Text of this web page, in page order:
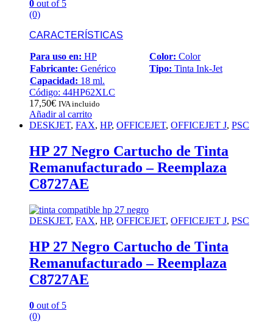
0 out of 5
(0)
CARACTERÍSTICAS
Para uso en: HP Color: Color
Fabricante: Genérico Tipo: Tinta Ink-Jet
Capacidad: 18 ml.
Código: 44HP62XLC
17,50€ IVA incluido
Añadir al carrito
DESKJET, FAX, HP, OFFICEJET, OFFICEJET J, PSC
HP 27 Negro Cartucho de Tinta
Remanufacturado – Reemplaza
C8727AE
DESKJET, FAX, HP, OFFICEJET, OFFICEJET J, PSC
HP 27 Negro Cartucho de Tinta
Remanufacturado – Reemplaza
C8727AE
0 out of 5
(0)